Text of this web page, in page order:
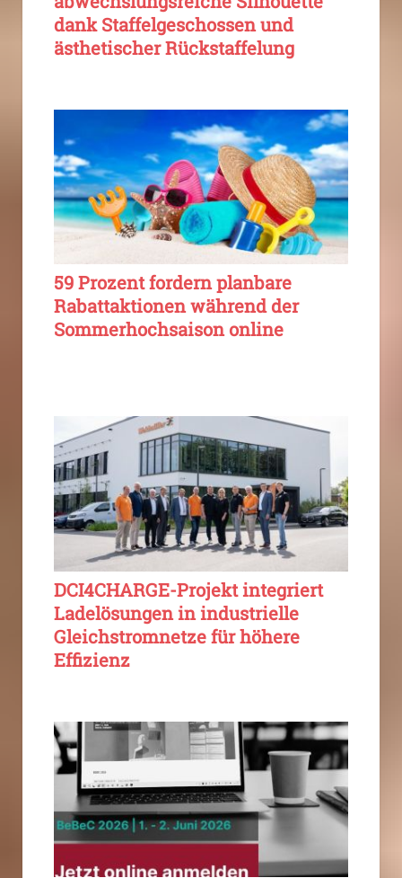
dank Staffelgeschossen und
ästhetischer Rückstaffelung
59 Prozent fordern planbare
Rabattaktionen während der
Sommerhochsaison online
DCI4CHARGE-Projekt integriert
Ladelösungen in industrielle
Gleichstromnetze für höhere
Effizienz